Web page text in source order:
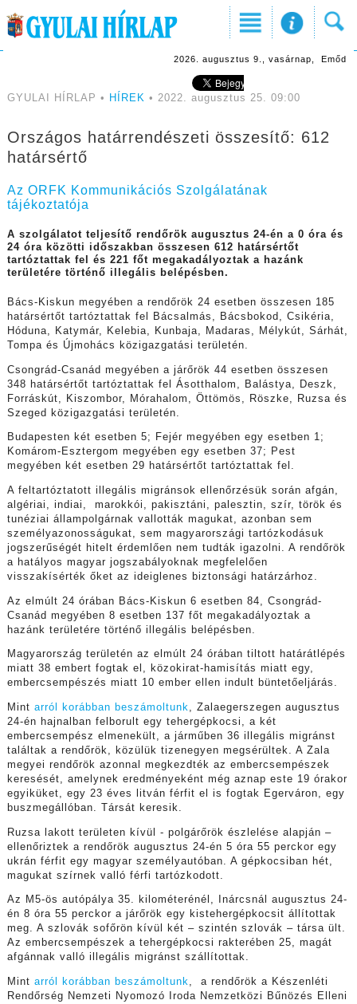
2026. augusztus 9., vasárnap, Emőd
GYULAI HÍRLAP • HÍREK • 2022. augusztus 25. 09:00
Országos határrendészeti összesítő: 612
határsértő
Az ORFK Kommunikációs Szolgálatának
tájékoztatója
A szolgálatot teljesítő rendőrök augusztus 24-én a 0 óra és
24 óra közötti időszakban összesen 612 határsértőt
tartóztattak fel és 221 főt megakadályoztak a hazánk
területére történő illegális belépésben.
Bács-Kiskun megyében a rendőrök 24 esetben összesen 185
határsértőt tartóztattak fel Bácsalmás, Bácsbokod, Csikéria,
Hóduna, Katymár, Kelebia, Kunbaja, Madaras, Mélykút, Sárhát,
Tompa és Újmohács közigazgatási területén.
Csongrád-Csanád megyében a járőrök 44 esetben összesen
348 határsértőt tartóztattak fel Ásotthalom, Balástya, Deszk,
Forráskút, Kiszombor, Mórahalom, Öttömös, Röszke, Ruzsa és
Szeged közigazgatási területén.
Budapesten két esetben 5; Fejér megyében egy esetben 1;
Komárom-Esztergom megyében egy esetben 37; Pest
megyében két esetben 29 határsértőt tartóztattak fel.
A feltartóztatott illegális migránsok ellenőrzésük során afgán,
algériai, indiai, marokkói, pakisztáni, palesztin, szír, török és
tunéziai állampolgárnak vallották magukat, azonban sem
személyazonosságukat, sem magyarországi tartózkodásuk
jogszerűségét hitelt érdemlően nem tudták igazolni. A rendőrök
a hatályos magyar jogszabályoknak megfelelően
visszakísérték őket az ideiglenes biztonsági határzárhoz.
Az elmúlt 24 órában Bács-Kiskun 6 esetben 84, Csongrád-
Csanád megyében 8 esetben 137 főt megakadályoztak a
hazánk területére történő illegális belépésben.
Magyarország területén az elmúlt 24 órában tiltott határátlépés
miatt 38 embert fogtak el, közokirat-hamisítás miatt egy,
embercsempészés miatt 10 ember ellen indult büntetőeljárás.
Mint arról korábban beszámoltunk, Zalaegerszegen augusztus
24-én hajnalban felborult egy tehergépkocsi, a két
embercsempész elmenekült, a járműben 36 illegális migránst
találtak a rendőrök, közülük tizenegyen megsérültek. A Zala
megyei rendőrök azonnal megkezdték az embercsempészek
keresését, amelynek eredményeként még aznap este 19 órakor
egyiküket, egy 23 éves litván férfit el is fogtak Egerváron, egy
buszmegállóban. Társát keresik.
Ruzsa lakott területen kívül - polgárőrök észlelése alapján –
ellenőriztek a rendőrök augusztus 24-én 5 óra 55 perckor egy
ukrán férfit egy magyar személyautóban. A gépkocsiban hét,
magukat szírnek valló férfi tartózkodott.
Az M5-ös autópálya 35. kilométerénél, Inárcsnál augusztus 24-
én 8 óra 55 perckor a járőrök egy kistehergépkocsit állítottak
meg. A szlovák sofőrön kívül két – szintén szlovák – társa ült.
Az embercsempészek a tehergépkocsi rakterében 25, magát
afgánnak valló illegális migránst szállítottak.
Mint arról korábban beszámoltunk, a rendőrök a Készenléti
Rendőrség Nemzeti Nyomozó Iroda Nemzetközi Bűnözés Elleni